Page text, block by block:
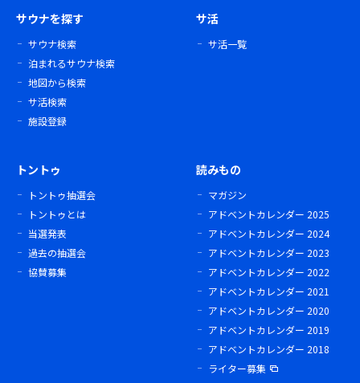
サウナを探す
サウナ検索
泊まれるサウナ検索
地図から検索
サ活検索
施設登録
サ活
サ活一覧
トントゥ
トントゥ抽選会
トントゥとは
当選発表
過去の抽選会
協賛募集
読みもの
マガジン
アドベントカレンダー 2025
アドベントカレンダー 2024
アドベントカレンダー 2023
アドベントカレンダー 2022
アドベントカレンダー 2021
アドベントカレンダー 2020
アドベントカレンダー 2019
アドベントカレンダー 2018
ライター募集